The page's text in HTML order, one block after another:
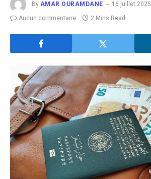
By AMAR OURAMDANE
16 juillet 2025
Aucun commentaire
2 Mins Read